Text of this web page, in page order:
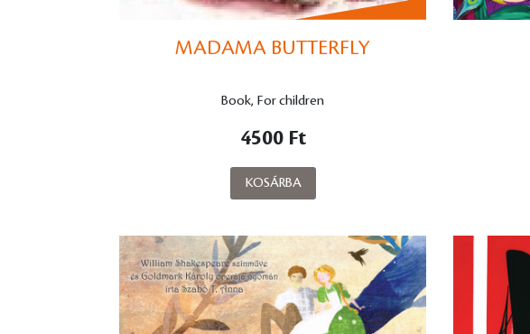
MADAMA BUTTERFLY
Book, For children
4500 Ft
KOSÁRBA